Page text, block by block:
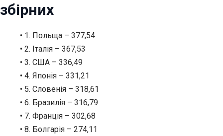
збірних
• 1. Польща – 377,54
• 2. Італія – 367,53
• 3. США – 336,49
• 4. Японія – 331,21
• 5. Словенія – 318,61
• 6. Бразилія – 316,79
• 7. Франція – 302,68
• 8. Болгарія – 274,11